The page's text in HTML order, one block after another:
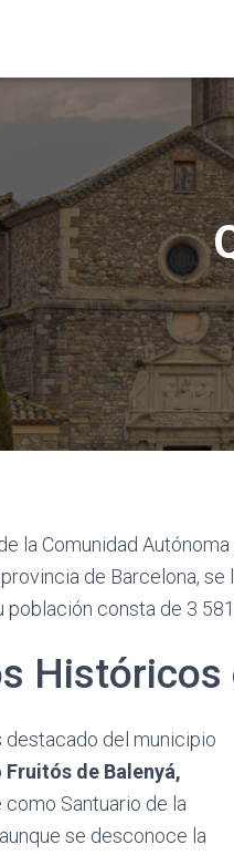
la Comunidad
de Barcelona, se
población consta de 3
Históricos
del municipio
de Balenyá,
Santuario de la
se desconoce la